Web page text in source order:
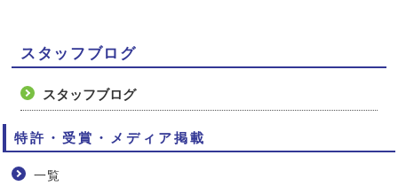
スタッフブログ
スタッフブログ
特許・受賞・メディア掲載
一覧